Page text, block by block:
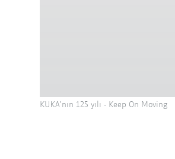
KUKA'nın 125 yılı - Keep On Moving